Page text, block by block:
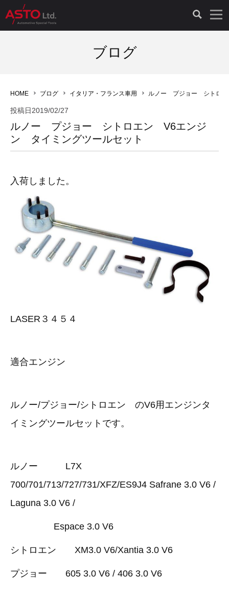
EV 専用 整備機器（11）
オプション品（17）
TPMS（4）
その他（9）
内視カメラ（6）
安定化電源ユニット（8）
バッテリーテスター（4）
古い車両用診断テスター（10）
バイク用診断テスター（7）
OTOFIX Powered by AUTEL（4）
Hubitools（17）
ドイツ車（211）
イタリア/フランス車（27）
イギリス車（23）
アメリカ車（15）
日本車（7）
ディーゼルインジェクター&グロープラグ ツール（7）
ホイールロック取り外しツール（6）
シミュレータ（19）
その他（8）
イギリス車（26）
スウェーデン車（45）
日本車（40）
ロシア（8）
ブレーキキャリパーリペアキット（368）
ステアリングロックエミュレータ（28）
ライト関連（6）
クローン作製（20）
イモビライザーOFF（1）
その他（6）
その他（2）
ブログ
HOME ブログ イタリア・フランス車用 ルノー プジョー シトロ
投稿日2019/02/27
ルノー プジョー シトロエン V6エンジ
ン タイミングツールセット
入荷しました。
LASER３４５４
適合エンジン
ルノー/プジョー/シトロエン のV6用エンジンタ
イミングツールセットです。
ルノー L7X
700/701/713/727/731/XFZ/ES9J4 Safrane 3.0 V6 /
Laguna 3.0 V6 /
Espace 3.0 V6
シトロエン XM3.0 V6/Xantia 3.0 V6
プジョー 605 3.0 V6 / 406 3.0 V6